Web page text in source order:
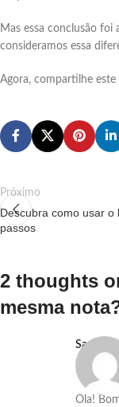
Mas essa conclusão
consideramos essa
Agora, compartilhe este
Próximo
Descubra como usar o
passos
2 thoughts
mesma
Sandra
Ola!